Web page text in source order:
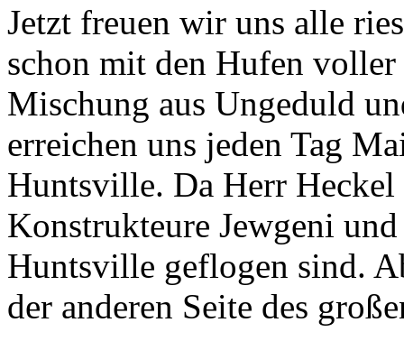
Jetzt freuen wir uns alle
schon mit den Hufen
Mischung aus Ungeduld
erreichen uns jeden Tag
Huntsville. Da Herr Heckel
Konstrukteure Jewgeni
Huntsville geflogen sind.
der anderen Seite des